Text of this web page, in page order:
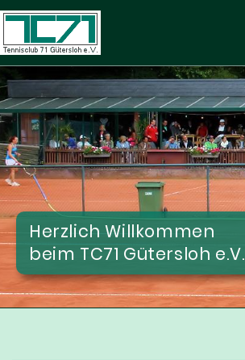
Herzlich Willkommen
beim TC71 Gütersloh e.V.